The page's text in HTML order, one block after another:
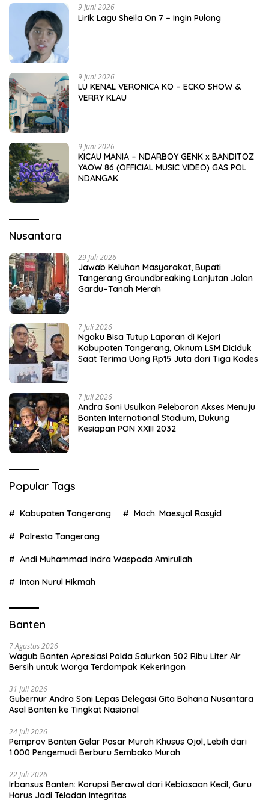
9 Juni 2026
Lirik Lagu Sheila On 7 – Ingin Pulang
9 Juni 2026
LU KENAL VERONICA KO – ECKO SHOW &
VERRY KLAU
9 Juni 2026
KICAU MANIA – NDARBOY GENK x BANDITOZ
YAOW 86 (OFFICIAL MUSIC VIDEO) GAS POL
NDANGAK
Nusantara
29 Juli 2026
Jawab Keluhan Masyarakat, Bupati
Tangerang Groundbreaking Lanjutan Jalan
Gardu–Tanah Merah
7 Juli 2026
Ngaku Bisa Tutup Laporan di Kejari
Kabupaten Tangerang, Oknum LSM Diciduk
Saat Terima Uang Rp15 Juta dari Tiga Kades
7 Juli 2026
Andra Soni Usulkan Pelebaran Akses Menuju
Banten International Stadium, Dukung
Kesiapan PON XXIII 2032
Popular Tags
Kabupaten Tangerang Moch. Maesyal Rasyid
Polresta Tangerang
Andi Muhammad Indra Waspada Amirullah
Intan Nurul Hikmah
Banten
7 Agustus 2026
Wagub Banten Apresiasi Polda Salurkan 502 Ribu Liter Air
Bersih untuk Warga Terdampak Kekeringan
31 Juli 2026
Gubernur Andra Soni Lepas Delegasi Gita Bahana Nusantara
Asal Banten ke Tingkat Nasional
24 Juli 2026
Pemprov Banten Gelar Pasar Murah Khusus Ojol, Lebih dari
1.000 Pengemudi Berburu Sembako Murah
22 Juli 2026
Irbansus Banten: Korupsi Berawal dari Kebiasaan Kecil, Guru
Harus Jadi Teladan Integritas